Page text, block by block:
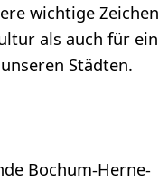
wichtige Zeichen
als auch für ein
Städten.
Bochum-Herne-